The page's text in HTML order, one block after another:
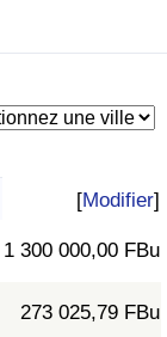
[Modifier]
1 300 000,00 FBu
273 025,79 FBu